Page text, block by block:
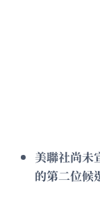
美聯社尚未
的第二位候